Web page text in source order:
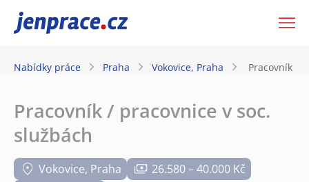
JenPráce.cz
Nabídky práce Praha Vokovice, Praha Pracovník /
Pracovník / pracovnice v soc.
službách
Vokovice, Praha
26.580 – 40.000 Kč